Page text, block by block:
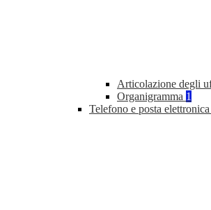
Articolazione degli
Organigramma 1
Telefono e posta elettronica